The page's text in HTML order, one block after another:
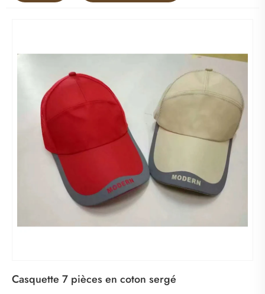
Casquette 7 pièces en coton sergé